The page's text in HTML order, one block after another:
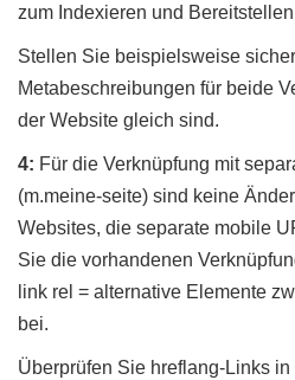
zum Indexieren und
Stellen Sie beispielsweise
Metabeschreibungen für beide
der Website gleich sind.
4: Für die Verknüpfung mit
(m.meine-seite) sind keine
Websites, die separate mobile
Sie die vorhandenen
link rel = alternative Elemente
bei.
Überprüfen Sie hreflang-Links